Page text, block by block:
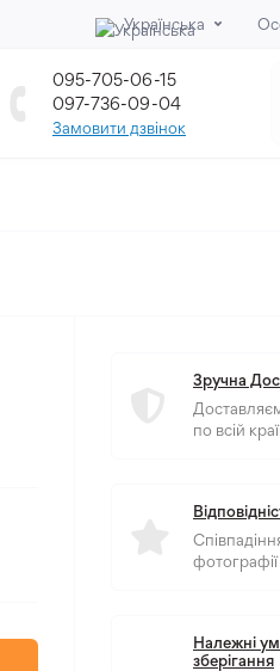
Українська
095-705-06-15
097-736-09-04
Замовити дзвінок
Зручна
по всій
фотографії
Належні
зберігання